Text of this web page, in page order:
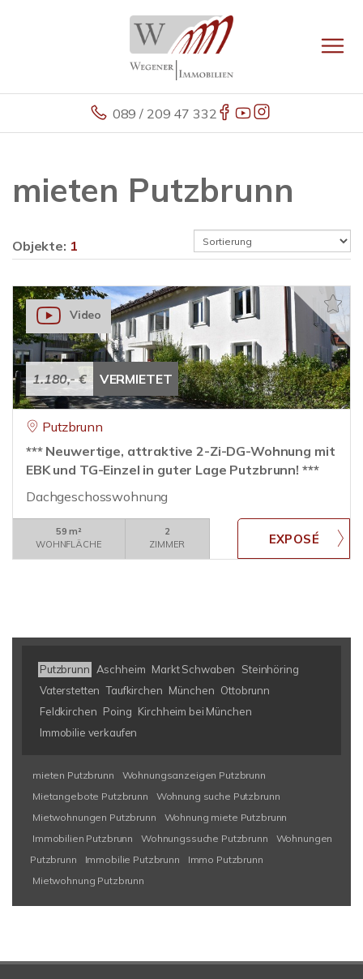
089 / 209 47 332
mieten Putzbrunn
Objekte: 1
1.180,- € VERMIETET
Video
Putzbrunn
*** Neuwertige, attraktive 2-Zi-DG-Wohnung mit
EBK und TG-Einzel in guter Lage Putzbrunn! ***
Dachgeschosswohnung
59 m²
WOHNFLÄCHE
2
ZIMMER
Putzbrunn Aschheim Markt Schwaben
Steinhöring
Vaterstetten Taufkirchen München Ottobrunn
Feldkirchen Poing Kirchheim bei München
Immobilie verkaufen
mieten Putzbrunn
Wohnungsanzeigen Putzbrunn
Mietangebote Putzbrunn
Wohnung suche Putzbrunn
Mietwohnungen Putzbrunn
Wohnung miete Putzbrunn
Immobilien Putzbrunn
Wohnungssuche Putzbrunn
Wohnungen
Putzbrunn
Immobilie Putzbrunn
Immo Putzbrunn
Mietwohnung Putzbrunn